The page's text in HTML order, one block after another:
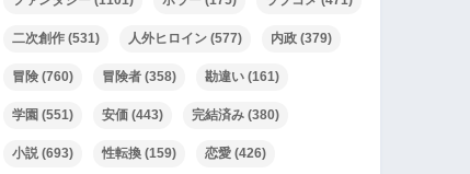
二次創作 (531) 人外ヒロイン (577) 内政 (379)
冒険 (760) 冒険者 (358) 勘違い (161)
学園 (551) 安価 (443) 完結済み (380)
小説(693) 性転換 (159) 恋愛 (426)